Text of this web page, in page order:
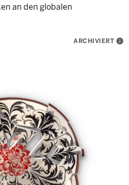
an den globalen
ARCHIVIERT info